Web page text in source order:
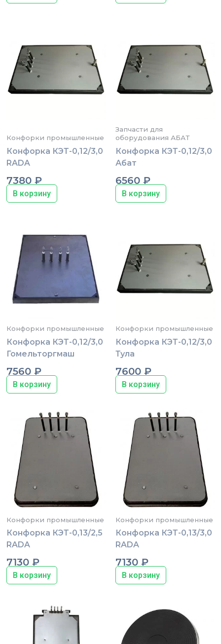
Конфорки промышленные
Конфорка КЭТ-0,12/3,0
RADA
7380₽
В корзину
Запчасти для
оборудования АБАТ
Конфорка КЭТ-0,12/3,0
Абат
6560 ₽
В корзину
Конфорки промышленные
Конфорка КЭТ-0,12/3,0
Гомельторгмаш
7560₽
В корзину
Конфорки промышленные
Конфорка КЭТ-0,12/3,0
Тула
7600 ₽
В корзину
Конфорки промышленные
Конфорка КЭТ-0,13/2,5
RADA
7130₽
В корзину
Конфорки промышленные
Конфорка КЭТ-0,13/3,0
RADA
7130 ₽
В корзину